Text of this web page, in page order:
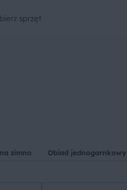
sprzęt
zimno Obiad jednogarnkowy